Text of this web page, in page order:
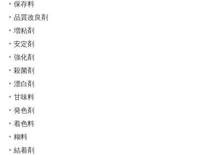
保存料
品質改良剤
増粘剤
安定剤
強化剤
殺菌剤
漂白剤
甘味料
発色剤
着色料
糊料
結着剤